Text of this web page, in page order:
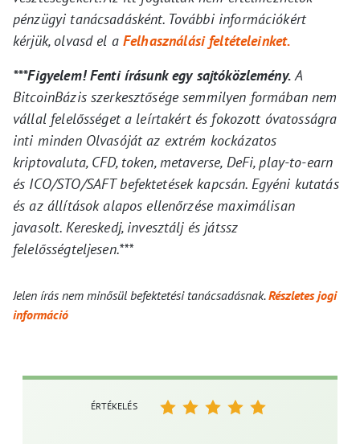
pénzügyi tanácsadásként. További információkért
kérjük, olvasd el aFelhasználási feltételeinket.
***Figyelem! Fenti írásunk egy sajtóközlemény.A
BitcoinBázis szerkesztősége semmilyen formában nem
vállal felelősséget a leírtakért és fokozott óvatosságra
inti minden Olvasóját az extrém kockázatos
kriptovaluta, CFD, token, metaverse, DeFi, play-to-earn
és ICO/STO/SAFT befektetések kapcsán. Egyéni kutatás
és az állítások alapos ellenőrzése maximálisan
javasolt. Kereskedj, invesztálj és játssz
felelősségteljesen.***
Jelen írás nem minősül befektetési tanácsadásnak.Részletes jogi
információ
ÉRTÉKELÉS